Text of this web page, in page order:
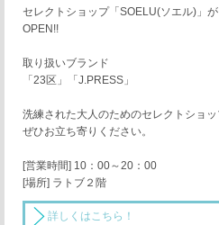
セレクトショップ「SOELU(ソエル)」
OPEN!!
取り扱いブランド
「23区」「J.PRESS」
洗練された大人のためのセレクトショッ
ぜひお立ち寄りください。
[営業時間] 10：00～20：00
[場所] ラトブ２階
詳しくはこちら！